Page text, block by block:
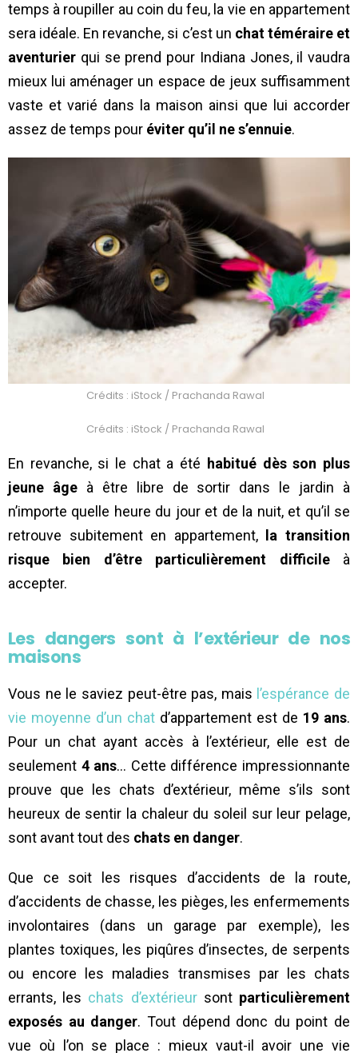
temps à roupiller au coin du feu, la vie en appartement
sera idéale. En revanche, si c’est un chat téméraire et
aventurier qui se prend pour Indiana Jones, il vaudra
mieux lui aménager un espace de jeux suffisamment
vaste et varié dans la maison ainsi que lui accorder
assez de temps pour éviter qu’il ne s’ennuie.
Crédits : iStock / Prachanda Rawal
Crédits : iStock / Prachanda Rawal
En revanche, si le chat a été habitué dès son plus
jeune âgeà être libre de sortir dans le jardin à
n’importe quelle heure du jour et de la nuit, et qu’il se
retrouve subitement en appartement,
la transition
risque bien d’être particulièrement difficileà
accepter.
Les dangers sont à l’extérieur de nos
maisons
Vous ne le saviez peut-être pas, mais l’espérance de
vie moyenne d’un chat d’appartement est de 19 ans.
Pour un chat ayant accès à l’extérieur, elle est de
seulement 4 ans… Cette différence impressionnante
prouve que les chats d’extérieur, même s’ils sont
heureux de sentir la chaleur du soleil sur leur pelage,
sont avant tout des chats en danger.
Que ce soit les risques d’accidents de la route,
d’accidents de chasse, les pièges, les enfermements
involontaires (dans un garage par exemple), les
plantes toxiques, les piqûres d’insectes, de serpents
ou encore les maladies transmises par les chats
errants, les chats d’extérieursont particulièrement
exposés au danger. Tout dépend donc du point de
vue où l’on se place : mieux vaut-il avoir une vie